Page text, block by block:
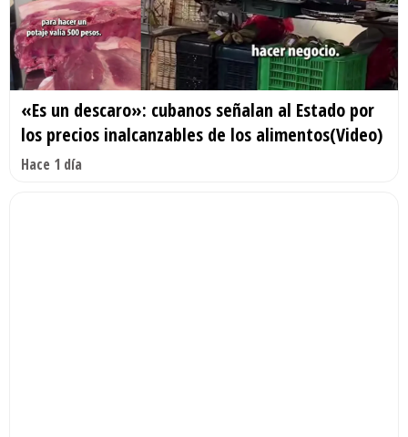
«Es un descaro»: cubanos señalan al Estado por
los precios inalcanzables de los alimentos(Video)
Hace 1 día